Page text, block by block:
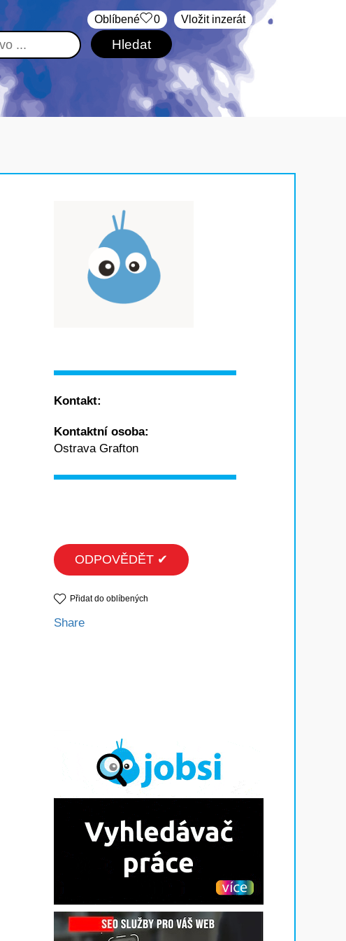
Vložit inzerát
Oblíbené 0
Kontakt:
Kontaktní osoba:
Ostrava Grafton
ODPOVĚDĚT ✔
Přidat do oblíbených
Share